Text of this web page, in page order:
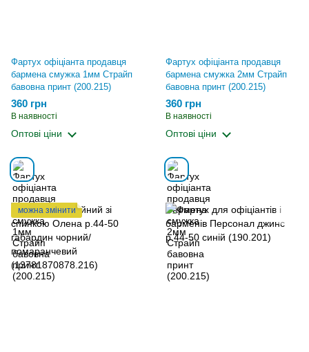
Фартух офіціанта продавця
бармена смужка 1мм Страйп
бавовна принт (200.215)
360 грн
В наявності
Оптові ціни
Фартух офіціанта продавця
бармена смужка 2мм Страйп
бавовна принт (200.215)
360 грн
В наявності
Оптові ціни
можна змінити